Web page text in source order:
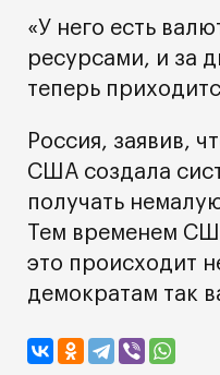
«У него есть
ресурсами, и за
теперь
Россия, заявив,
США создала
получать
Тем временем
это происходит
демократам так